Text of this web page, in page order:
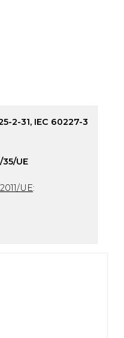
2-31, IEC 60227-3
35/UE
UE: